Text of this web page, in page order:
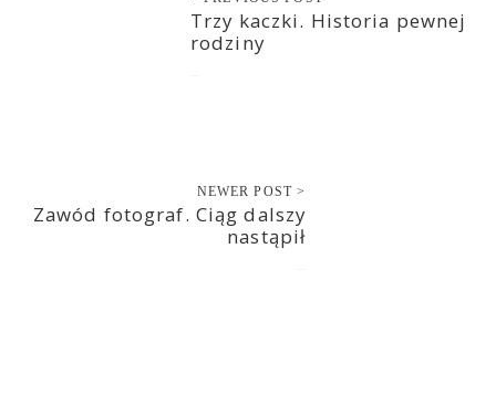
Trzy kaczki. Historia pewnej
rodziny
NEWER POST >
Zawód fotograf. Ciąg dalszy
nastąpił